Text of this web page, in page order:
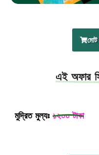
মোট
এই অফার
মুদ্রিত মুল্যঃ১২০০ টাকা